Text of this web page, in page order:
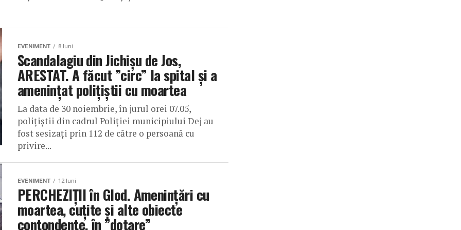
EVENIMENT 8 luni
Scandalagiu din Jichișu de Jos,
ARESTAT. A făcut ”circ” la spital și a
amenințat polițiștii cu moartea
La data de 30 noiembrie, în jurul orei 07.05,
polițiștii din cadrul Poliției municipiului Dej au
fost sesizați prin 112 de către o persoană cu
privire...
EVENIMENT 12 luni
PERCHEZIȚII în Glod. Amenințări cu
moartea, cuțite și alte obiecte
contondente, în ”dotare”